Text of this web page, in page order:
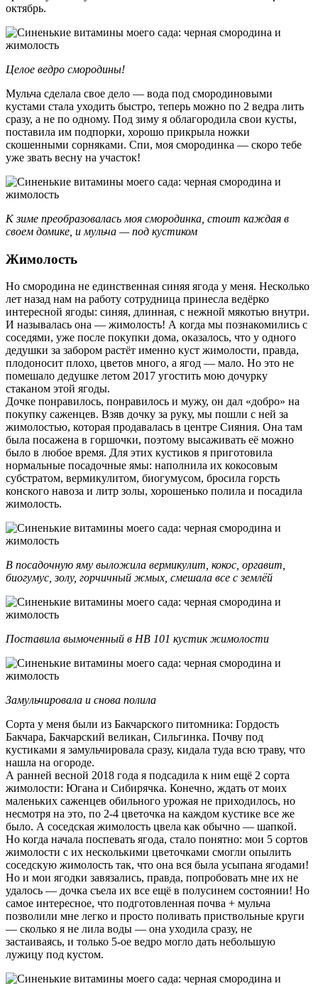
октябрь.
Целое ведро смородины!
Мульча сделала свое дело — вода под смородиновыми
кустами стала уходить быстро, теперь можно по 2 ведра лить
сразу, а не по одному. Под зиму я облагородила свои кусты,
поставила им подпорки, хорошо прикрыла ножки
скошенными сорняками. Спи, моя смородинка — скоро тебе
уже звать весну на участок!
К зиме преобразовалась моя смородинка, стоит каждая в
своем домике, и мульча — под кустиком
Жимолость
Но смородина не единственная синяя ягода у меня. Несколько
лет назад нам на работу сотрудница принесла ведёрко
интересной ягоды: синяя, длинная, с нежной мякотью внутри.
И называлась она — жимолость! А когда мы познакомились с
соседями, уже после покупки дома, оказалось, что у одного
дедушки за забором растёт именно куст жимолости, правда,
плодоносит плохо, цветов много, а ягод — мало. Но это не
помешало дедушке летом 2017 угостить мою дочурку
стаканом этой ягоды.
Дочке понравилось, понравилось и мужу, он дал «добро» на
покупку саженцев. Взяв дочку за руку, мы пошли с ней за
жимолостью, которая продавалась в центре Сияния. Она там
была посажена в горшочки, поэтому высаживать её можно
было в любое время. Для этих кустиков я приготовила
нормальные посадочные ямы: наполнила их кокосовым
субстратом, вермикулитом, биогумусом, бросила горсть
конского навоза и литр золы, хорошенько полила и посадила
жимолость.
В посадочную яму выложила вермикулит, кокос, оргавит,
биогумус, золу, горчичный жмых, смешала все с землёй
Поставила вымоченный в НВ 101 кустик жимолости
Замульчировала и снова полила
Сорта у меня были из Бакчарского питомника: Гордость
Бакчара, Бакчарский великан, Сильгинка. Почву под
кустиками я замульчировала сразу, кидала туда всю траву, что
нашла на огороде.
А ранней весной 2018 года я подсадила к ним ещё 2 сорта
жимолости: Югана и Сибирячка. Конечно, ждать от моих
маленьких саженцев обильного урожая не приходилось, но
несмотря на это, по 2-4 цветочка на каждом кустике все же
было. А соседская жимолость цвела как обычно — шапкой.
Но когда начала поспевать ягода, стало понятно: мои 5 сортов
жимолости с их несколькими цветочками смогли опылить
соседскую жимолость так, что она вся была усыпана ягодами!
Но и мои ягодки завязались, правда, попробовать мне их не
удалось — дочка съела их все ещё в полусинем состоянии! Но
самое интересное, что подготовленная почва + мульча
позволили мне легко и просто поливать приствольные круги
— сколько я не лила воды — она уходила сразу, не
застаиваясь, и только 5-ое ведро могло дать небольшую
лужицу под кустом.